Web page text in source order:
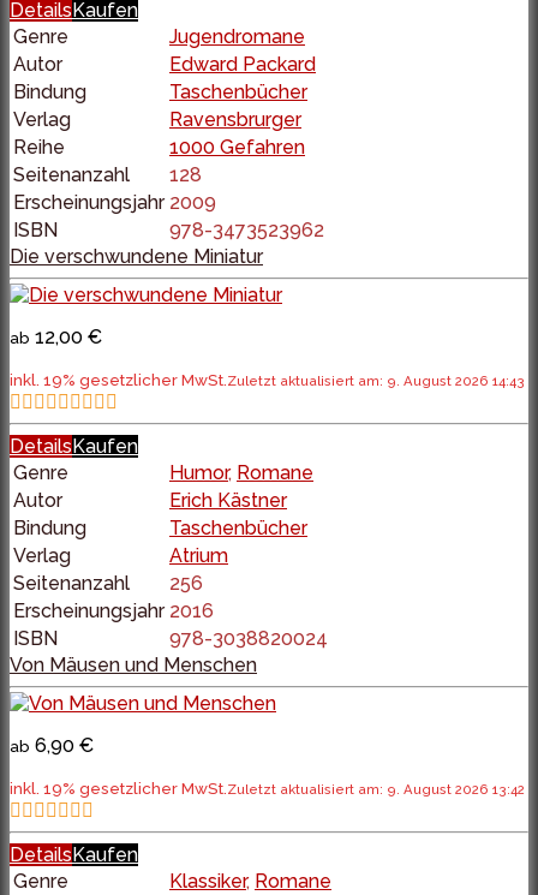
Details Kaufen
Genre
Jugendromane
Autor
Edward Packard
Bindung
Taschenbücher
Verlag
Ravensbrurger
Reihe
1000 Gefahren
Seitenanzahl
128
Erscheinungsjahr 2009
ISBN
978-3473523962
Die verschwundene Miniatur
ab 12,00 €
inkl. 19% gesetzlicher MwSt.Zuletzt aktualisiert am: 9. August 2026 14:43
Details Kaufen
Genre
Humor, Romane
Autor
Erich Kästner
Bindung
Taschenbücher
Verlag
Atrium
Seitenanzahl
256
Erscheinungsjahr 2016
ISBN
978-3038820024
Von Mäusen und Menschen
ab 6,90 €
inkl. 19% gesetzlicher MwSt.Zuletzt aktualisiert am: 9. August 2026 13:42
Details Kaufen
Genre
Klassiker, Romane